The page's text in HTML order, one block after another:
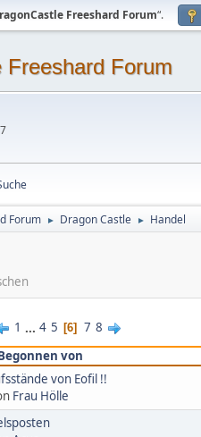
Freeshard Forum“.
Freeshard Forum
Forum ► Dragon Castle ► Handel
1 ... 4 5 6 7 8
von
von Eofil !!
Frau Hölle